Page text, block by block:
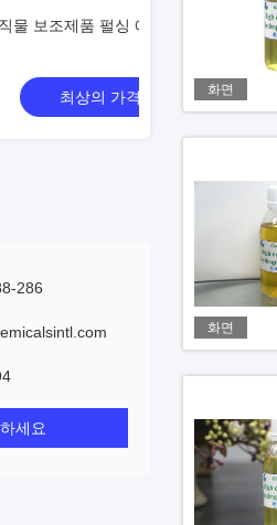
이전트
얻으세요
섬유 보조제품 수
최상의 가
286
세요
화면
화면